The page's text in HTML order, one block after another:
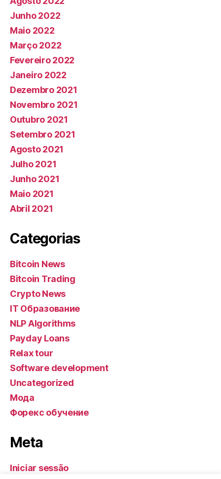
Junho 2022
Maio 2022
Março 2022
Fevereiro 2022
Janeiro 2022
Dezembro 2021
Novembro 2021
Outubro 2021
Setembro 2021
Agosto 2021
Julho 2021
Junho 2021
Maio 2021
Abril 2021
Categorias
Bitcoin News
Bitcoin Trading
Crypto News
IT Образование
NLP Algorithms
Payday Loans
Relax tour
Software development
Uncategorized
Мода
Форекс обучение
Meta
Iniciar sessão